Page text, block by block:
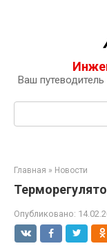
Ваш
Поиск:
Главная » Новости
Опубликовано: